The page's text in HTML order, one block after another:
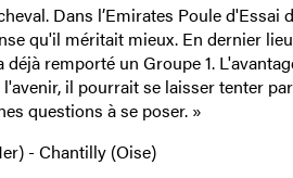
Dans l’Emirates Poule d'Essai
qu'il méritait mieux. En dernier
remporté un Groupe 1.
il pourrait se laisser tenter
questions à se poser. »
- Chantilly (Oise)